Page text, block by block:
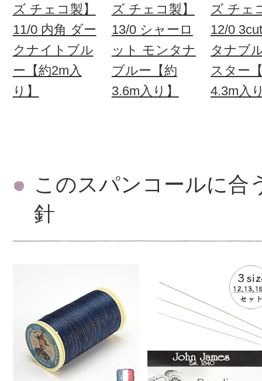
ズ チェコ製】
11/0 内角 ダー
クナイトブル
ー【約2m入
り】
ズ チェコ製】
13/0 シャーロ
ット モンタナ
ブルー【約
3.6m入り】
ズ チェ
12/0
タナブ
スター
4.3m入
このスパンコールに合
針